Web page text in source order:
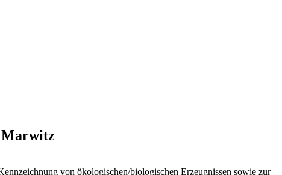
Marwitz
von ökologischen/biologischen Erzeugnissen sowie zur